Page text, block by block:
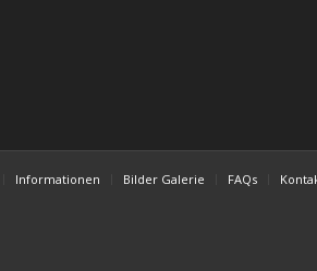
Informationen Bilder Galerie FAQs